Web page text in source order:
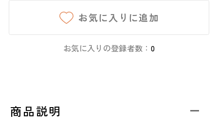
お気に入りに追加
お気に入りの登録者数： 0
商品説明